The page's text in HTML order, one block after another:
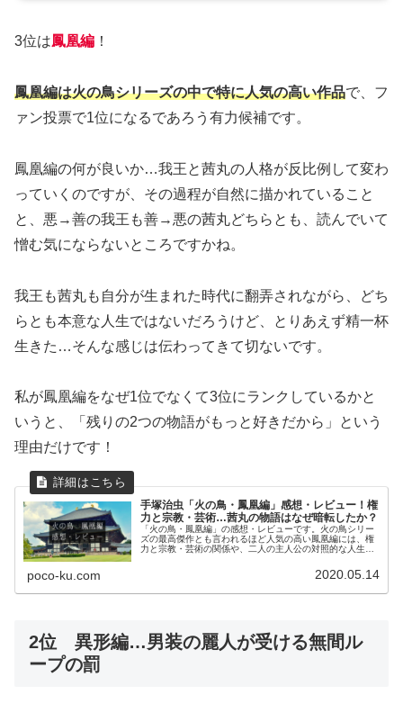
3位は鳳凰編 ！
鳳凰編は火の鳥シリーズの中で特に人気の高い作品で、フ
ァン投票で1位になるであろう有力候補です。
鳳凰編の何が良いか…我王と茜丸の人格が反比例して変わ
っていくのですが、その過程が自然に描かれていること
と、悪→善の我王も善→悪の茜丸どちらとも、読んでいて
憎む気にならないところですかね。
我王も茜丸も自分が生まれた時代に翻弄されながら、どち
らとも本意な人生ではないだろうけど、とりあえず精一杯
生きた…そんな感じは伝わってきて切ないです。
私が鳳凰編をなぜ1位でなくて3位にランクしているかと
いうと、「残りの2つの物語がもっと好きだから」という
理由だけです！
手塚治虫「火の鳥・鳳凰編」感想・レビュー！権
力と宗教・芸術…茜丸の物語はなぜ暗転したか？
「火の鳥・鳳凰編」の感想・レビューです。火の鳥シリー
ズの最高傑作とも言われるほど人気の高い鳳凰編には、権
力と宗教・芸術の関係や、二人の主人公の対照的な人生が
poco-ku.com 2020.05.14
2位 異形編…男装の麗人が受ける無間ル
ープの罰